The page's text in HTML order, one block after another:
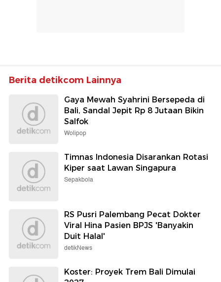
Berita detikcom Lainnya
Gaya Mewah Syahrini Bersepeda di
Bali, Sandal Jepit Rp 8 Jutaan Bikin
Salfok
Wolipop
Timnas Indonesia Disarankan Rotasi
Kiper saat Lawan Singapura
Sepakbola
RS Pusri Palembang Pecat Dokter
Viral Hina Pasien BPJS 'Banyakin
Duit Halal'
detikNews
Koster: Proyek Trem Bali Dimulai